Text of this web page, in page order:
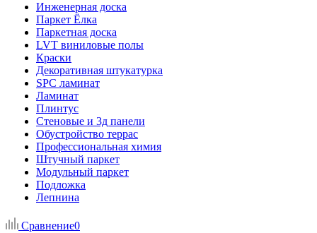
Инженерная доска
Паркет Ёлка
Паркетная доска
LVT виниловые полы
Краски
Декоративная штукатурка
SPC ламинат
Ламинат
Плинтус
Стеновые и 3д панели
Обустройство террас
Профессиональная химия
Штучный паркет
Модульный паркет
Подложка
Лепнина
Сравнение0